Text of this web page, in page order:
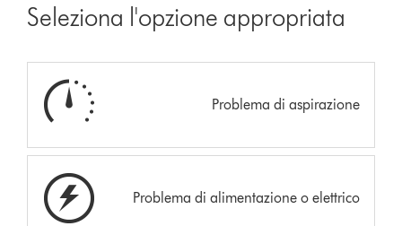
Seleziona l'opzione appropriata
Problema di aspirazione
Problema di alimentazione o elettrico